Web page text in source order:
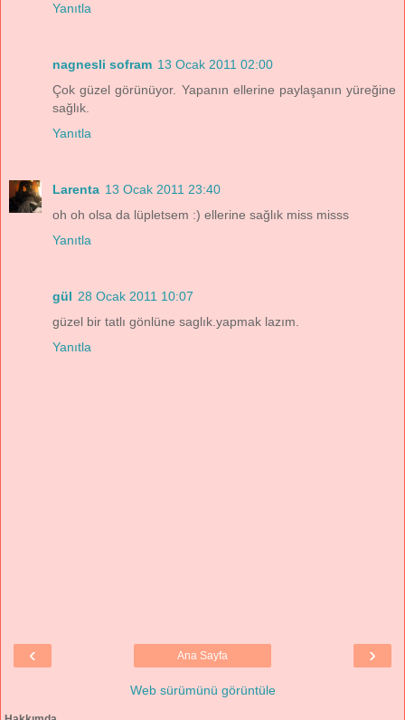
Yanıtla
nagnesli sofram 13 Ocak 2011 02:00
Çok güzel görünüyor. Yapanın ellerine paylaşanın yüreğine
sağlık.
Yanıtla
Larenta 13 Ocak 2011 23:40
oh oh olsa da lüpletsem :) ellerine sağlık miss misss
Yanıtla
gül 28 Ocak 2011 10:07
güzel bir tatlı gönlüne saglık.yapmak lazım.
Yanıtla
‹ ›
Ana Sayfa
Web sürümünü görüntüle